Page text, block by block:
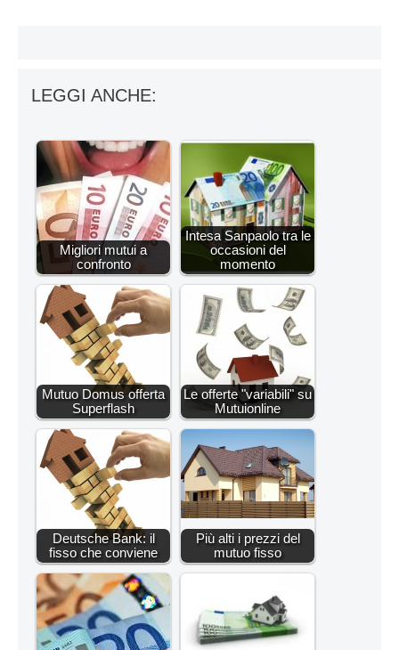
LEGGI ANCHE:
Migliori mutui a
confronto
Intesa Sanpaolo tra le
occasioni del
momento
Mutuo Domus offerta
Superflash
Le offerte "variabili" su
Mutuionline
Deutsche Bank: il
fisso che conviene
Più alti i prezzi del
mutuo fisso